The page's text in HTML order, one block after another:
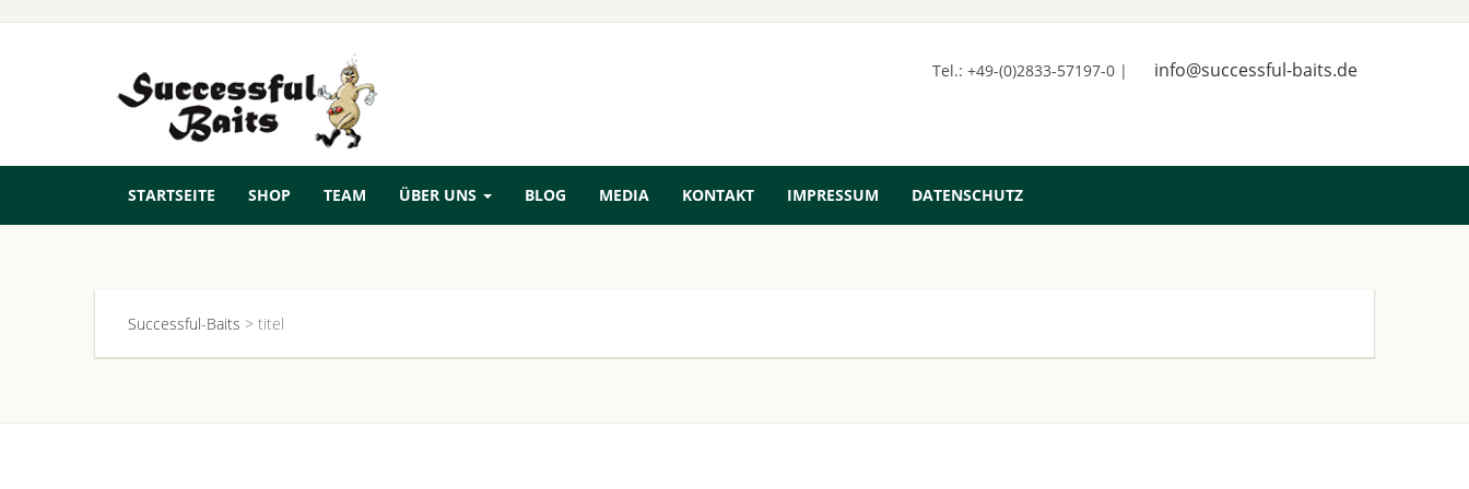
Tel.: +49-(0)2833-57197-0 | info@successful-baits.de
STARTSEITE SHOP TEAM ÜBER UNS BLOG MEDIA KONTAKT IMPRESSUM DATENSCHUTZ
Successful-Baits > titel